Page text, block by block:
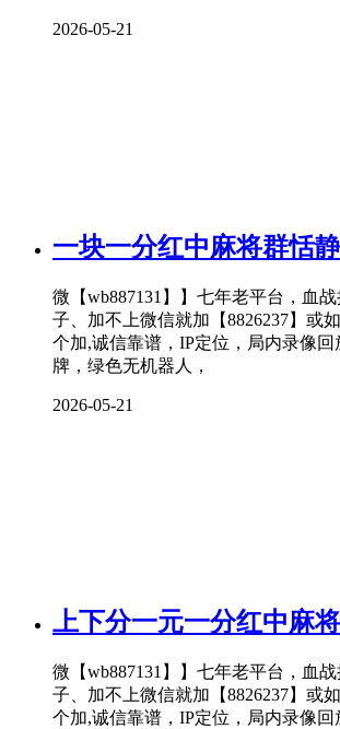
2026-05-21
一块一分红中麻将群恬静
微【wb887131】】七年老平台，血
子、加不上微信就加【8826237】或
个加,诚信靠谱，IP定位，局内录像回
牌，绿色无机器人，
2026-05-21
上下分一元一分红中麻
微【wb887131】】七年老平台，血
子、加不上微信就加【8826237】或
个加,诚信靠谱，IP定位，局内录像回